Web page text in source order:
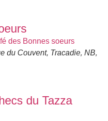
des Bonnes soeurs
du Couvent, Tracadie, NB,
du Tazza